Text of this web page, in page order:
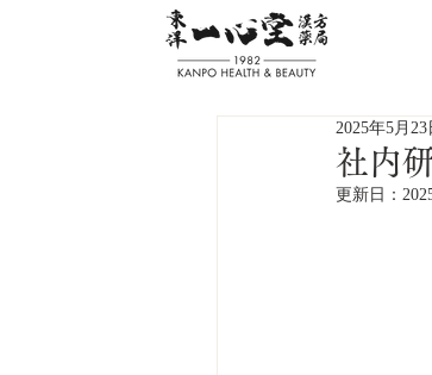
社内
2025年5月23
更新日：